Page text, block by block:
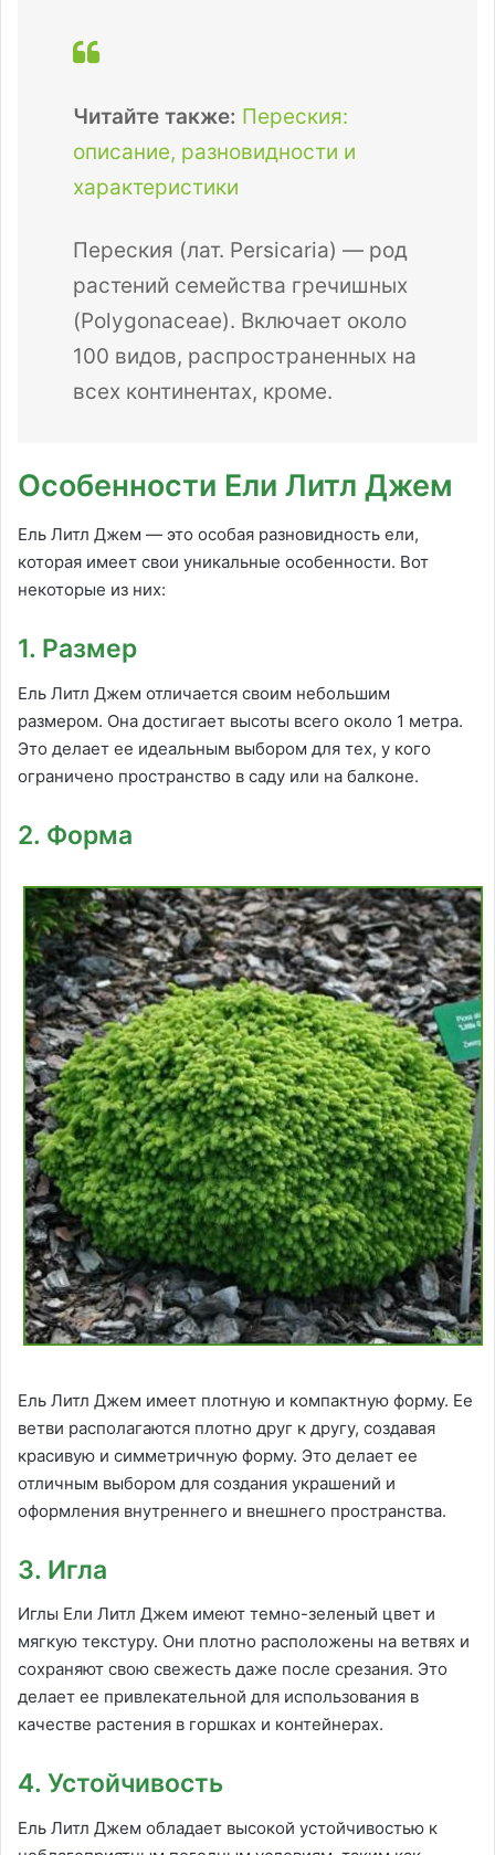
Читайте также: Переския:
описание, разновидности и
характеристики
Переския (лат. Persicaria) — род
растений семейства гречишных
(Polygonaceae). Включает около
100 видов, распространенных на
всех континентах, кроме.
Особенности Ели Литл Джем
Ель Литл Джем — это особая разновидность ели,
которая имеет свои уникальные особенности. Вот
некоторые из них:
1. Размер
Ель Литл Джем отличается своим небольшим
размером. Она достигает высоты всего около 1 метра.
Это делает ее идеальным выбором для тех, у кого
ограничено пространство в саду или на балконе.
2. Форма
Ель Литл Джем имеет плотную и компактную форму. Ее
ветви располагаются плотно друг к другу, создавая
красивую и симметричную форму. Это делает ее
отличным выбором для создания украшений и
оформления внутреннего и внешнего пространства.
3. Игла
Иглы Ели Литл Джем имеют темно-зеленый цвет и
мягкую текстуру. Они плотно расположены на ветвях и
сохраняют свою свежесть даже после срезания. Это
делает ее привлекательной для использования в
качестве растения в горшках и контейнерах.
4. Устойчивость
Ель Литл Джем обладает высокой устойчивостью к